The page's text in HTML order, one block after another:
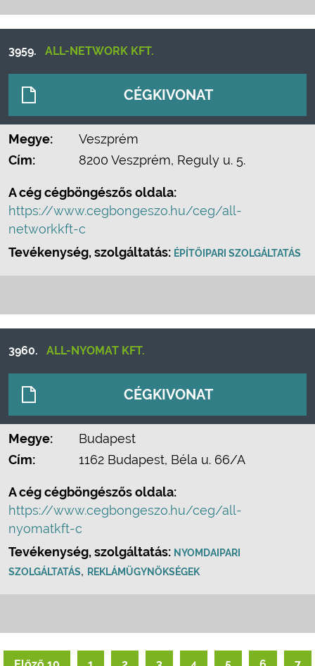
3959. ALL-NETWORK KFT.
CÉGKIVONAT
Megye:
Veszprém
Cím:
8200 Veszprém, Reguly u. 5.
A cég cégböngészős oldala:
https://www.cegbongeszo.hu/ceg/all-
networkkft-c
Tevékenység, szolgáltatás: ÉPÍTŐIPARI SZOLGÁLTATÁS
3960. ALL-NYOMAT KFT.
CÉGKIVONAT
Megye:
Budapest
Cím:
1162 Budapest, Béla u. 66/A
A cég cégböngészős oldala:
https://www.cegbongeszo.hu/ceg/all-
nyomatkft-c
Tevékenység, szolgáltatás: NYOMDAIPARI
SZOLGÁLTATÁS, REKLÁMÜGYNÖKSÉGEK